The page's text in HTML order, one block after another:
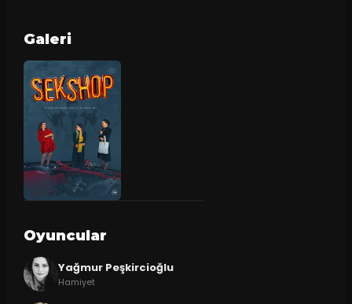
Galeri
Oyuncular
Yağmur Peşkircioğlu
Hamiyet